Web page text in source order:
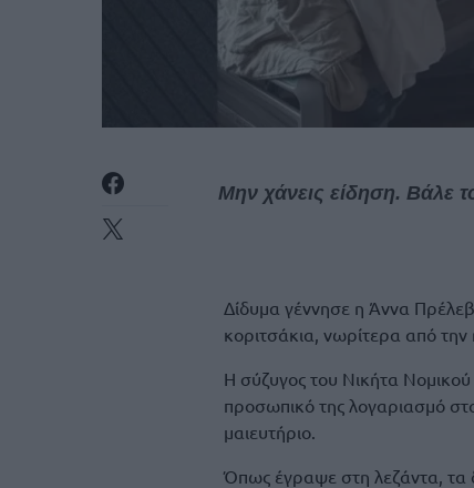
Μην χάνεις είδηση. Βάλε
Δίδυμα γέννησε η Άννα
κοριτσάκια, νωρίτερα από
Η σύζυγος του Νικήτα
προσωπικό της λογαριασμό
μαιευτήριο.
Όπως έγραψε στη λεζάντα, τα